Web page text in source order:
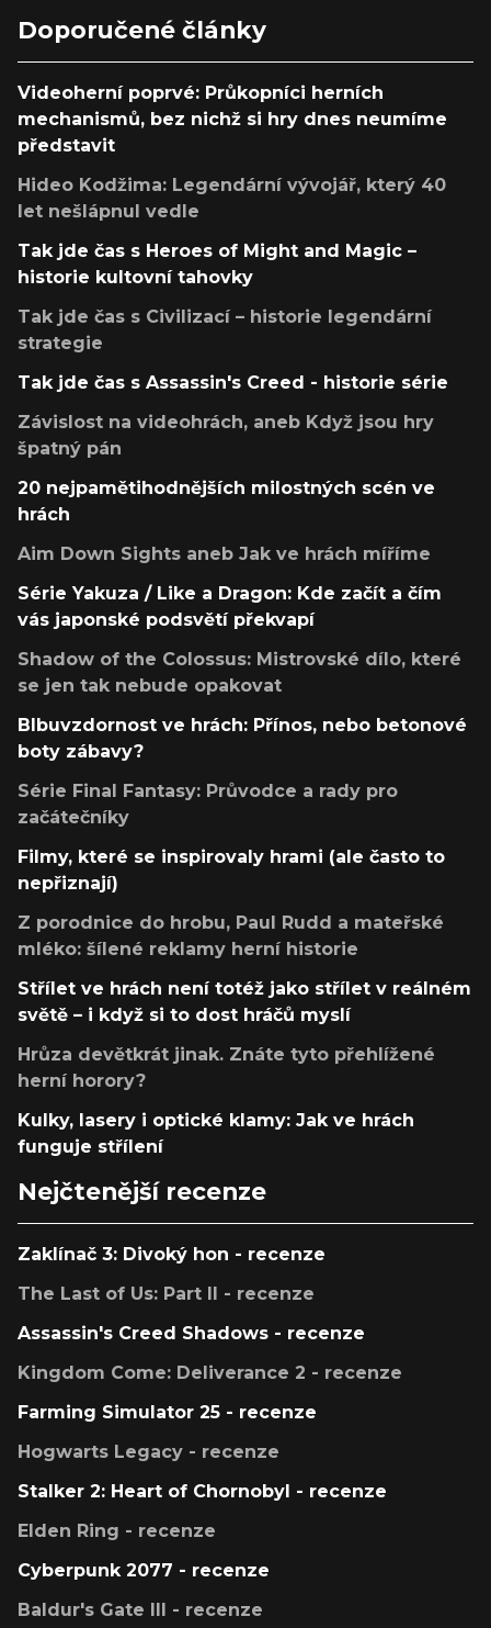
Doporučené články
Videoherní poprvé: Průkopníci herních
mechanismů, bez nichž si hry dnes neumíme
představit
Hideo Kodžima: Legendární vývojář, který 40
let nešlápnul vedle
Tak jde čas s Heroes of Might and Magic –
historie kultovní tahovky
Tak jde čas s Civilizací – historie legendární
strategie
Tak jde čas s Assassin's Creed - historie série
Závislost na videohrách, aneb Když jsou hry
špatný pán
20 nejpamětihodnějších milostných scén ve
hrách
Aim Down Sights aneb Jak ve hrách míříme
Série Yakuza / Like a Dragon: Kde začít a čím
vás japonské podsvětí překvapí
Shadow of the Colossus: Mistrovské dílo, které
se jen tak nebude opakovat
Blbuvzdornost ve hrách: Přínos, nebo betonové
boty zábavy?
Série Final Fantasy: Průvodce a rady pro
začátečníky
Filmy, které se inspirovaly hrami (ale často to
nepřiznají)
Z porodnice do hrobu, Paul Rudd a mateřské
mléko: šílené reklamy herní historie
Střílet ve hrách není totéž jako střílet v reálném
světě – i když si to dost hráčů myslí
Hrůza devětkrát jinak. Znáte tyto přehlížené
herní horory?
Kulky, lasery i optické klamy: Jak ve hrách
funguje střílení
Nejčtenější recenze
Zaklínač 3: Divoký hon - recenze
The Last of Us: Part II - recenze
Assassin's Creed Shadows - recenze
Kingdom Come: Deliverance 2 - recenze
Farming Simulator 25 - recenze
Hogwarts Legacy - recenze
Stalker 2: Heart of Chornobyl - recenze
Elden Ring - recenze
Cyberpunk 2077 - recenze
Baldur's Gate III - recenze